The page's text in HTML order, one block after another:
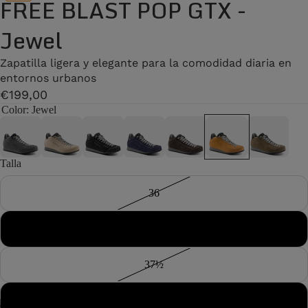
FREE BLAST POP GTX -
Jewel
Zapatilla ligera y elegante para la comodidad diaria en
entornos urbanos
€199,00
Color: Jewel
Talla
36
37½